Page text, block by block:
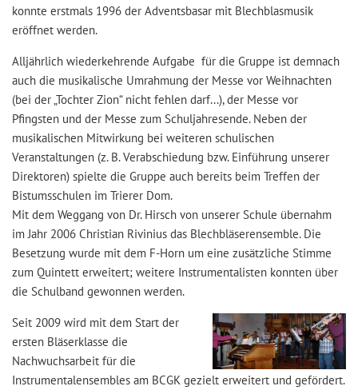
konnte erstmals 1996 der Adventsbasar mit Blechblasmusik
eröffnet werden.
Alljährlich wiederkehrende Aufgabe für die Gruppe ist demnach
auch die musikalische Umrahmung der Messe vor Weihnachten
(bei der „Tochter Zion“ nicht fehlen darf...), der Messe vor
Pfingsten und der Messe zum Schuljahresende. Neben der
musikalischen Mitwirkung bei weiteren schulischen
Veranstaltungen (z. B. Verabschiedung bzw. Einführung unserer
Direktoren) spielte die Gruppe auch bereits beim Treffen der
Bistumsschulen im Trierer Dom.
Mit dem Weggang von Dr. Hirsch von unserer Schule übernahm
im Jahr 2006 Christian Rivinius das Blechbläserensemble. Die
Besetzung wurde mit dem F-Horn um eine zusätzliche Stimme
zum Quintett erweitert; weitere Instrumentalisten konnten über
die Schulband gewonnen werden.
Seit 2009 wird mit dem Start der
ersten Bläserklasse die
Nachwuchsarbeit für die
Instrumentalensembles am BCGK gezielt erweitert und gefördert.